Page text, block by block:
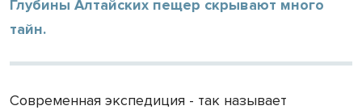
Глубины Алтайских пещер скрывают много
тайн.
Современная экспедиция - так называет